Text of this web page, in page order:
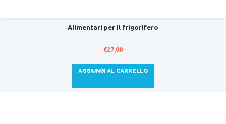
Alimentari per il frigorifero
€27,00
AGGIUNGI AL CARRELLO